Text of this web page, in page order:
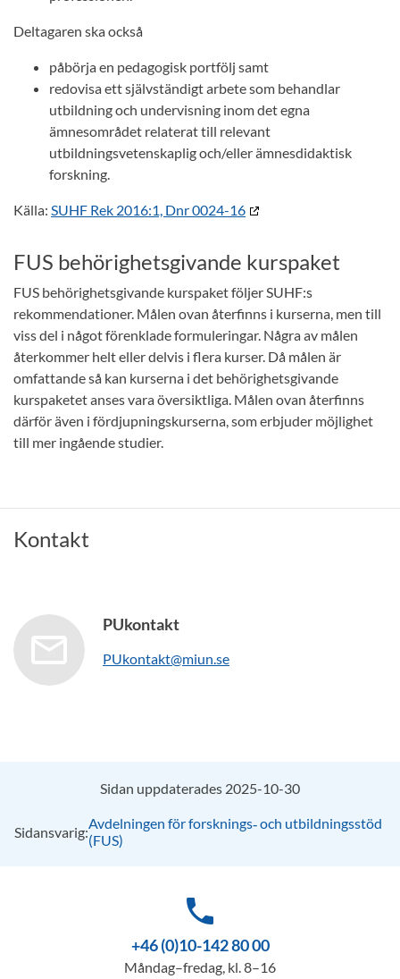
Deltagaren ska också
påbörja en pedagogisk portfölj samt
redovisa ett självständigt arbete som behandlar
utbildning och undervisning inom det egna
ämnesområdet relaterat till relevant
utbildningsvetenskaplig och/eller ämnesdidaktisk
forskning.
Källa: SUHF Rek 2016:1, Dnr 0024-16
FUS behörighetsgivande kurspaket
FUS behörighetsgivande kurspaket följer SUHF:s
rekommendationer. Målen ovan återfinns i kurserna, men till
viss del i något förenklade formuleringar. Några av målen
återkommer helt eller delvis i flera kurser. Då målen är
omfattande så kan kurserna i det behörighetsgivande
kurspaketet anses vara översiktliga. Målen ovan återfinns
därför även i fördjupningskurserna, som erbjuder möjlighet
till mer ingående studier.
Kontakt
PUkontakt
PUkontakt@miun.se
Sidan uppdaterades 2025-10-30
Sidansvarig:Avdelningen för forsknings‑ och utbildningsstöd
(FUS)
phone
+46 (0)10-142 80 00
Måndag–fredag, kl. 8–16